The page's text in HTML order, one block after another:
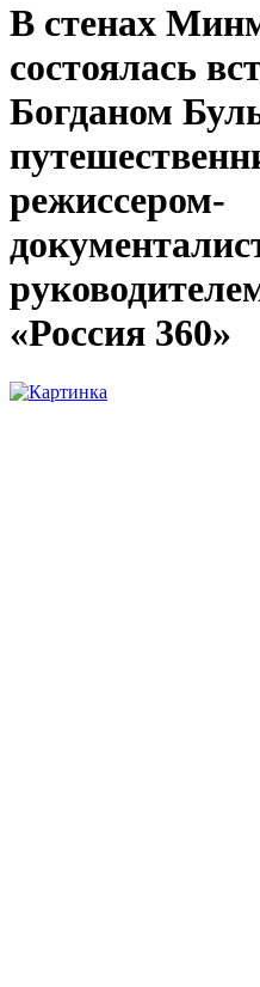
В стенах
состоялась
Богданом
режиссером-
«Россия 360»